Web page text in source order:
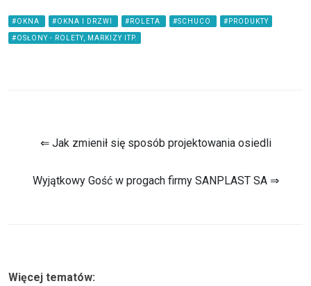
#OKNA #OKNA I DRZWI #ROLETA #SCHUCO #PRODUKTY
#OSŁONY - ROLETY, MARKIZY ITP.
⇐ Jak zmienił się sposób projektowania osiedli
Wyjątkowy Gość w progach firmy SANPLAST SA ⇒
Więcej tematów: